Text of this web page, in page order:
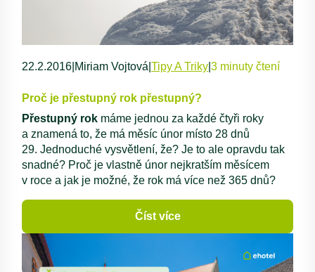
22.2.2016 Miriam Vojtová Tipy A Triky 3 minuty čtení
Proč je přestupný rok přestupný?
Přestupný rok máme jednou za každé čtyři roky
a znamená to, že má měsíc únor místo 28 dnů
29. Jednoduché vysvětlení, že? Je to ale opravdu tak
snadné? Proč je vlastně únor nejkratším měsícem
v roce a jak je možné, že rok má více než 365 dnů?
Číst více